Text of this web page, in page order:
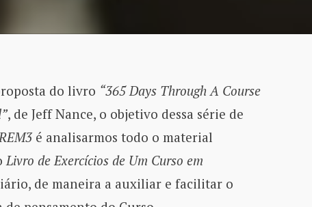
do livro “365 Days Through A Course
, de Jeff Nance, o objetivo dessa série de
é analisarmos todo o material
Livro de Exercícios de Um Curso em
de maneira a auxiliar e facilitar o